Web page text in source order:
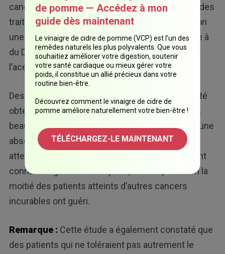
cancers incurables (dont la plupart avaient reçu des
traitements classiques) a administré par injection
une faible dose de cyclophosphamide mélangée à
du DMSO, avec du GABA, du GABOB et de
l’acétylglutamine.
Des rémissions objectives ou subjectives ont été
obtenues chez 57 des 65 patients (par exemple,
beaucoup sont passés de douleurs extrêmes à une
absence totale de douleur) ; presque tous ceux
atteints de lymphomes ou de cancers du sein ont
connu une guérison complète, tandis qu’environ la
moitié des patients atteints d’autres cancers
incurables ont guéri.
Remarque : Cette étude a également constaté que
des patients qui ne toléraient pas autrement le
de pomme — Accédez à mon
guide dès maintenant
Le vinaigre de cidre de pomme (VCP) est l’un des
remèdes naturels les plus polyvalents. Que vous
souhaitiez améliorer votre digestion, soutenir
votre santé cardiaque ou mieux gérer votre
poids, il constitue un allié précieux dans votre
routine bien-être.
Découvrez comment le vinaigre de cidre de
pomme améliore naturellement votre bien-être !
TÉLÉCHARGEZ-LE MAINTENANT